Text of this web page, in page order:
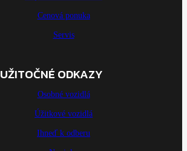
Cenová ponuka
Servis
UŽITOČNÉ ODKAZY
Osobné vozidlá
Úžitkové vozidlá
Ihneď k odberu